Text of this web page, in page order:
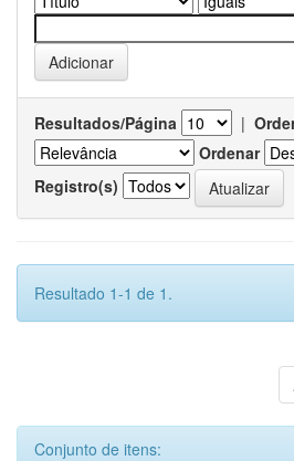
Resultados/Página |
Ordenar
Registro(s)
Resultado 1-1 de 1.
Conjunto de itens: